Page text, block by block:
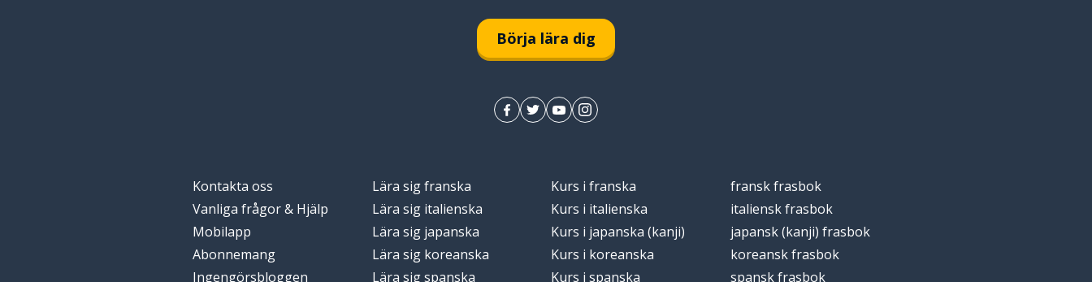
Börja lära dig
Kontakta oss
Vanliga frågor & Hjälp
Mobilapp
Abonnemang
Ingengörsbloggen
Lära sig franska
Lära sig italienska
Lära sig japanska
Lära sig koreanska
Lära sig spanska
Kurs i franska
Kurs i italienska
Kurs i japanska (kanji)
Kurs i koreanska
Kurs i spanska
fransk frasbok
italiensk frasbok
japansk (kanji) frasbok
koreansk frasbok
spansk frasbok